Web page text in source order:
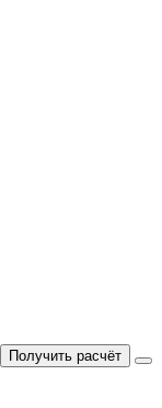
Получить расчёт